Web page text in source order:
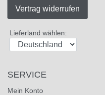
Vertrag widerrufen
Lieferland wählen:
SERVICE
Mein Konto